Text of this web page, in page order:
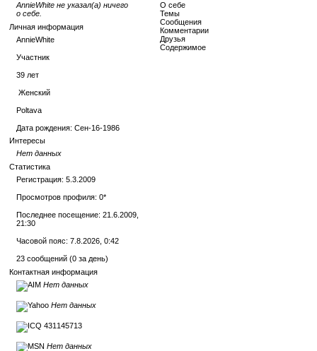
AnnieWhite не указал(а) ничего
о себе.
Личная информация
AnnieWhite
Участник
39 лет
Женский
Poltava
Дата рождения: Сен-16-1986
Интересы
Нет данных
Статистика
Регистрация: 5.3.2009
Просмотров профиля: 0*
Последнее посещение: 21.6.2009,
21:30
Часовой пояс: 7.8.2026, 0:42
23 сообщений (0 за день)
Контактная информация
Нет данных
Нет данных
431145713
Нет данных
О себе
Темы
Сообщения
Комментарии
Друзья
Содержимое